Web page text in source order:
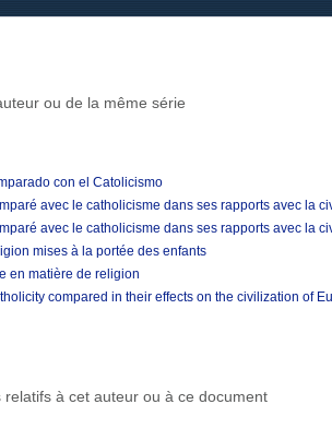
ou de la même série
con el Catolicismo
avec le catholicisme dans ses rapports avec la
avec le catholicisme dans ses rapports avec la
mises à la portée des enfants
en matière de religion
compared in their effects on the civilization of
relatifs à cet auteur ou à ce document